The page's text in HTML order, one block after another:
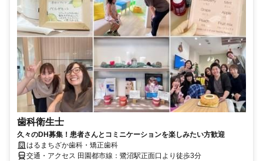
歯科衛生士
久々のDH募集！患者さんとコミニケーションを楽しみたい方歓迎
はるまちざか歯科・矯正歯科
交通・アクセス 田園都市線：鷺沼駅正面口より徒歩3分